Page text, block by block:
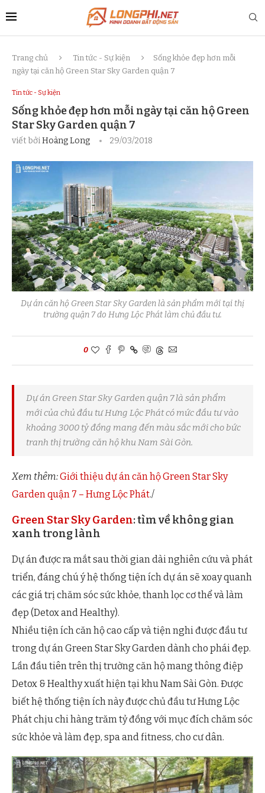
Trang chủ Tin tức - Sự kiện
Sống khỏe đẹp hơn mỗi
ngày tại căn hộ Green Star Sky Garden quận 7
Tin tức - Sự kiện
Sống khỏe đẹp hơn mỗi ngày tại căn hộ Green
Star Sky Garden quận 7
viết bởiHoàng Long 29/03/2018
Dự án căn hộ Green Star Sky Garden là sản phẩm mới tại thị
trường quận 7 do Hưng Lộc Phát làm chủ đầu tư.
0
Dự án Green Star Sky Garden quận 7 là sản phẩm
mới của chủ đầu tư Hưng Lộc Phát có mức đầu tư vào
khoảng 3000 tỷ đồng mang đến màu sắc mới cho bức
tranh thị trường căn hộ khu Nam Sài Gòn.
Xem thêm:Giới thiệu dự án căn hộ Green Star Sky
Garden quận 7 – Hưng Lộc Phát./
Green Star Sky Garden: tìm về không gian
xanh trong lành
Dự án được ra mắt sau thời gian dài nghiên cứu và phát
triển, đáng chú ý hệ thống tiện ích dự án sẽ xoay quanh
các giá trị chăm sóc sức khỏe, thanh lọc cơ thể và làm
đẹp (Detox and Healthy).
Nhiều tiện ích căn hộ cao cấp và tiện nghi được đầu tư
trong dự án Green Star Sky Garden dành cho phái đẹp.
Lần đầu tiên trên thị trường căn hộ mang thông điệp
Detox & Healthy xuất hiện tại khu Nam Sài Gòn. Được
biết hệ thống tiện ích này được chủ đầu tư Hưng Lộc
Phát chịu chi hàng trăm tỷ đồng với mục đích chăm sóc
sức khỏe và làm đẹp, spa and fitness, cho cư dân.